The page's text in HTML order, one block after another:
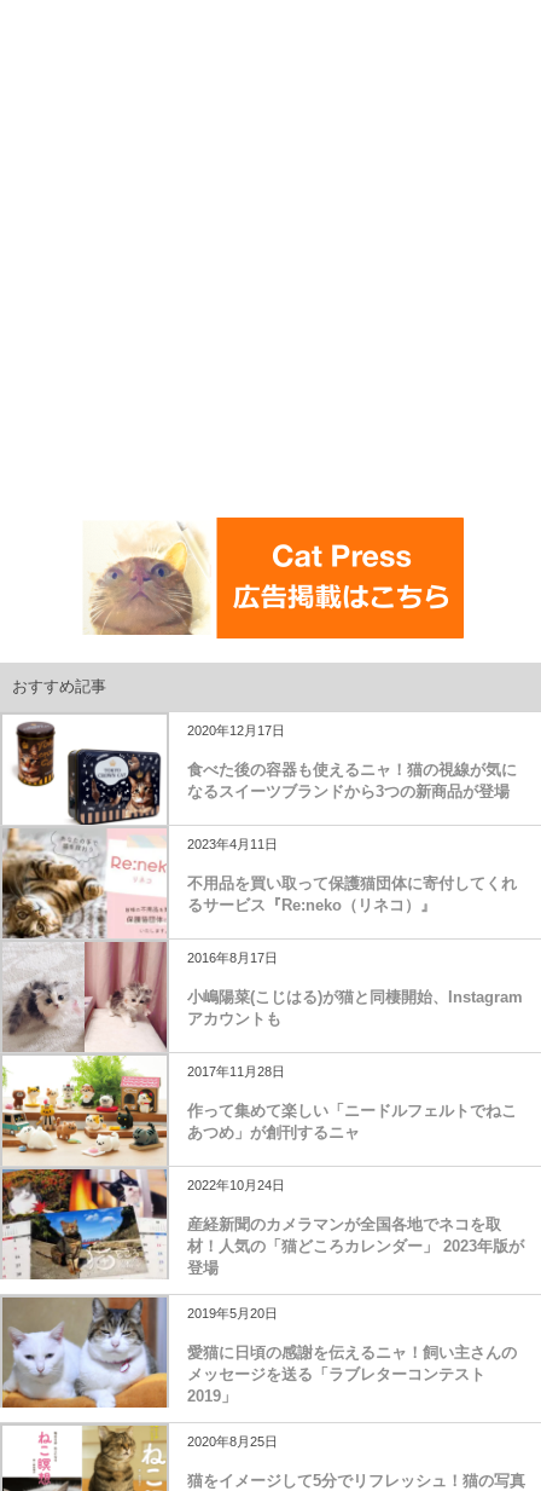
おすすめ記事
2020年12月17日
食べた後の容器も使えるニャ！猫の視線が気に
なるスイーツブランドから3つの新商品が登場
2023年4月11日
不用品を買い取って保護猫団体に寄付してくれ
るサービス『Re:neko（リネコ）』
2016年8月17日
小嶋陽菜(こじはる)が猫と同棲開始、Instagram
アカウントも
2017年11月28日
作って集めて楽しい「ニードルフェルトでねこ
あつめ」が創刊するニャ
2022年10月24日
産経新聞のカメラマンが全国各地でネコを取
材！人気の「猫どころカレンダー」 2023年版が
登場
2019年5月20日
愛猫に日頃の感謝を伝えるニャ！飼い主さんの
メッセージを送る「ラブレターコンテスト
2019」
2020年8月25日
猫をイメージして5分でリフレッシュ！猫の写真